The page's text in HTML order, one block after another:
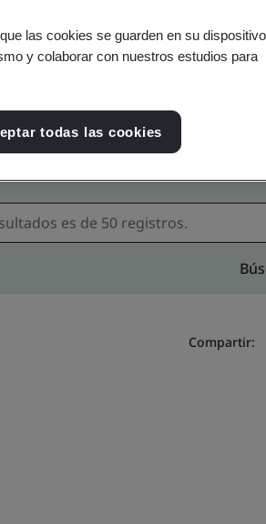
Compartir:
las cookies se guarden en su dispositivo
y colaborar con nuestros estudios para
todas las cookies